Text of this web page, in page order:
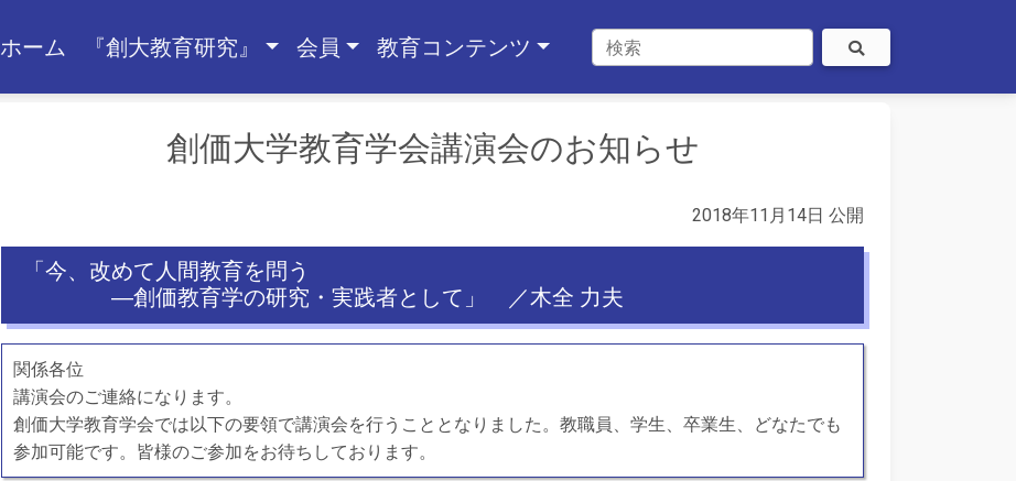
ホーム 『創大教育研究』 会員 教育コンテンツ
創価大学教育学会講演会のお知らせ
2018年11月14日 公開
「今、改めて人間教育を問う
―創価教育学の研究・実践者として」 ／木全 力夫
関係各位
講演会のご連絡になります。
創価大学教育学会では以下の要領で講演会を行うこととなりました。教職員、学生、卒業生、どなたでも
参加可能です。皆様のご参加をお待ちしております。